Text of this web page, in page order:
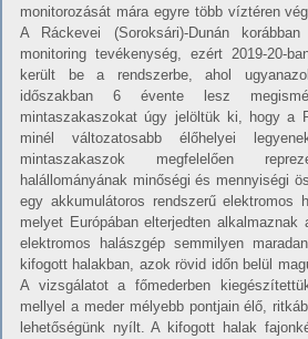
monitorozását mára egyre több víztéren
A Ráckevei (Soroksári)-Dunán
monitoring tevékenység, ezért 2019-20-
került be a rendszerbe, ahol
időszakban 6 évente lesz
mintaszakaszokat úgy jelöltük ki, hogy a
minél változatosabb élőhelyei
mintaszakaszok megfelelően
halállományának minőségi és mennyiségi
egy akkumulátoros rendszerű elektromos
melyet Európában elterjedten
elektromos halászgép semmilyen
kifogott halakban, azok rövid időn belül
A vizsgálatot a főmederben
mellyel a meder mélyebb pontjain élő,
lehetőségünk nyílt. A kifogott halak